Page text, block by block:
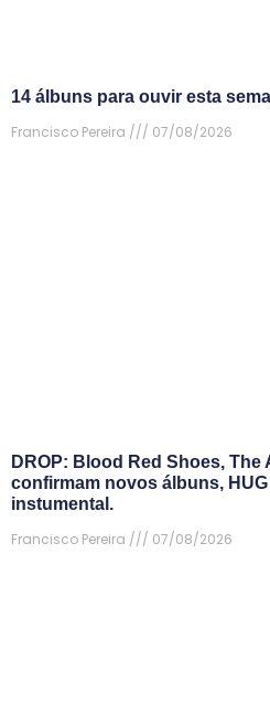
14 álbuns para ouvir esta
Francisco Pereira
07/08/2026
DROP: Blood Red Shoes, The
confirmam novos álbuns,
instumental.
Francisco Pereira
07/08/2026